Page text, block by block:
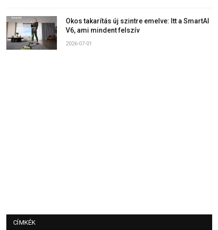
Okos takarítás új szintre emelve: Itt a SmartAI
V6, ami mindent felszív
2026-07-01
CÍMKÉK